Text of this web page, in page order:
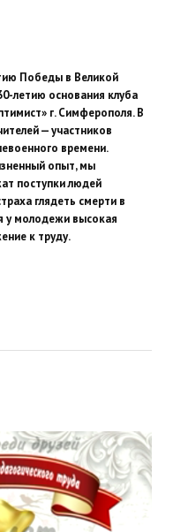
Победы в Великой
летию основания клуба
г. Симферополя. В
— участников
времени.
опыт, мы
поступки людей
глядеть смерти в
у молодежи высокая
к труду.